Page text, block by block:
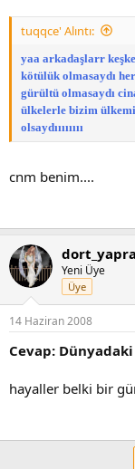
tuqqce' Alıntı:
yaa arkadaşlarr
kötülük olmasaydı
gürültü olmasaydı
ülkelerle bizim
olsaydıııııııı
cnm benim....
Yeni Üye
Üye
14 Haziran 2008
Cevap: Dünyadaki
hayaller belki bir